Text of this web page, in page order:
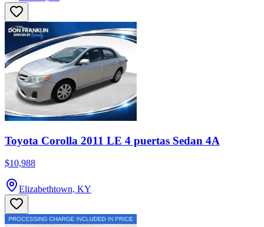
Toyota Corolla 2011 LE 4 puertas Sedan 4A
$10,988
Elizabethtown, KY